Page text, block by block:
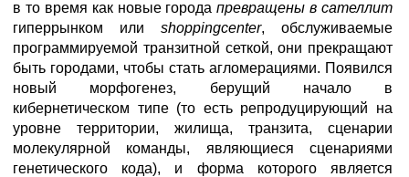
в то время как новые городапревращены в сателлит
гиперрынком или shoppingcenter, обслуживаемые
программируемой транзитной сеткой, они прекращают
быть городами, чтобы стать агломерациями. Появился
новый морфогенез, берущий начало в
кибернетическом типе (то есть репродуцирующий на
уровне территории, жилища, транзита, сценарии
молекулярной команды, являющиеся сценариями
генетического кода), и форма которого является